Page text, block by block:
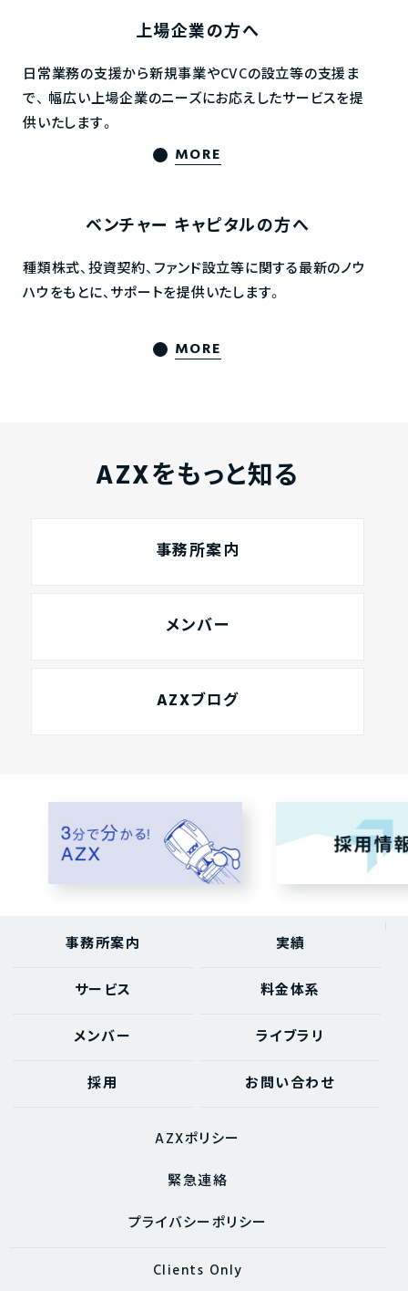
上場企業の方へ
日常業務の支援から新規事業やCVCの設立等の支援ま
で、 幅広い上場企業のニーズにお応えしたサービスを提
供いたします。
MORE
ベンチャー キャピタルの方へ
種類株式、投資契約、ファンド設立等に関する最新のノウ
ハウをもとに、サポートを提供いたします。
MORE
AZXをもっと知る
事務所案内
メンバー
AZXブログ
事務所案内 実績
サービス 料金体系
メンバー ライブラリ
採用 お問い合わせ
AZXポリシー
緊急連絡
プライバシーポリシー
Clients Only